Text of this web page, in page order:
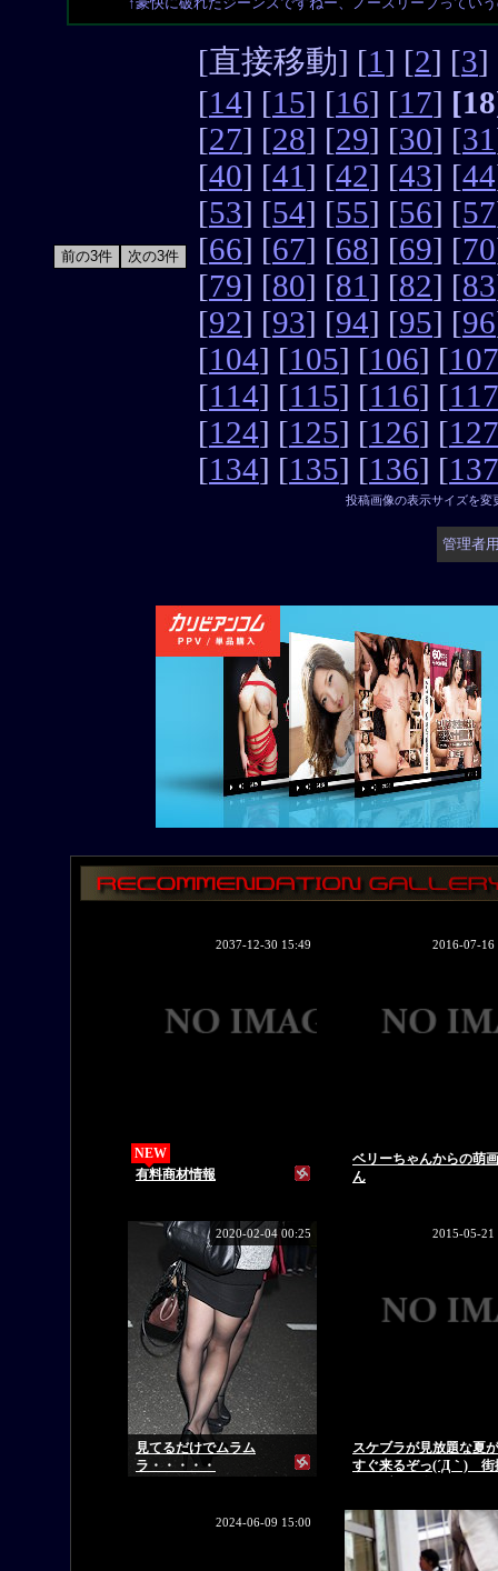
[直接移動] [1 ] [2] [3]
[14] [15] [16] [17]
[27] [28] [29] [30] [31
[40] [41 ] [42] [43] [44
[53] [54] [55] [56] [57
[66] [67] [68] [69] [70
[79] [80] [81 ] [82] [83
[92] [93] [94] [95] [96
[104] [105] [106] [107
[114] [115] [116] [117
[124] [125] [126] [127
[134] [135] [136] [137
投稿画像の表示サイズを変
管理者